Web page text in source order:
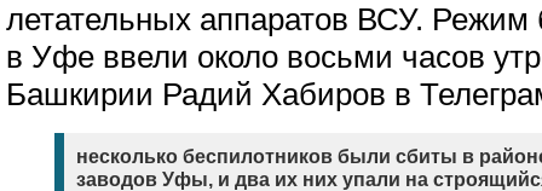
летательных аппаратов ВСУ. Режим
в Уфе ввели около восьми часов
Башкирии Радий Хабиров в
несколько беспилотников были сбиты в
заводов Уфы, и два их них упали на